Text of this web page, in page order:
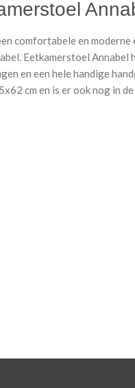
comfortabele en
Eetkamerstoel Annabel
en een hele handige
cm en is er ook nog in